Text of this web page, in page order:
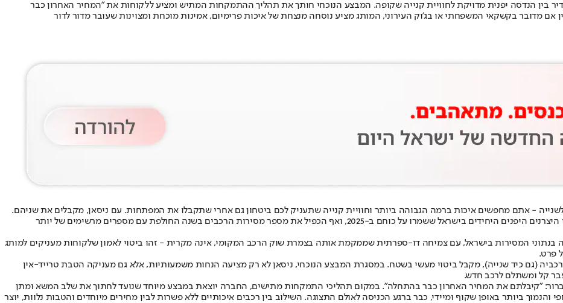
בין הנדסה יפנית מדויקת לחוויית קנייה שקופה. המבצע הנוכחי חותך את תהליך ההתמקחות המתיש ומציע ללקוחות את "המחיר האחרון כבר
אם מדובר בקשקאי המשפחתי או בג'וק העירוני, המותג מציע נוסחה מנצחת של איכות פרימיום, אמינות מוכחת ומצוינות שעובר מדור לדור
- אתם מחפשים איכות ברמה הגבוהה ביותר וחוויית קנייה שתעניק לכם ביטחון גם אחרי שתקבלו את המפתחות. עם ניסאן, מקבלים את שניהם.
המותג שמזוהה עם דיוק, איכות וירידה לפרטים הקטנים, הוא בין שני היצרנים היפנים היחידים בישראל ששמרו על כוחם ב-2025, ואף הכפיל את מספר מסירות הרכבים בשנה החולפת עם מספרים מרשימים של יותר
המסירות בישראל, עם צמיחה דו-ספרתית שממקמת אותה בצמרת שוק הרכב המקומי, אינה מקרית - זהו ביטוי לאמון שלקוחות מעניקים למותג
פרט.
(גם כיד שנייה), מקבל ביטוי מעשי בשטח. במסגרת המבצע הנוכחי, ניסאן לא רק מציעה הנחות משמעותיות, אלא גם מעניקה הטבת טרייד-אין
קל ומשתלם לרכב חדש.
"קיבלתם את המחיר האחרון כבר בהתחלה". במקום תהליכי התמקחות מתישים, החברה יוצאת במבצע מיוחד שנועד לחתוך את שלב המשא ומתן
ביותר באופן שקוף ומיידי, כבר ברגע הכניסה לאולם התצוגה. השילוב בין רכבים איכותיים ללא פשרות לבין מחירים מיוחדים והטבות נלוות, יוצר